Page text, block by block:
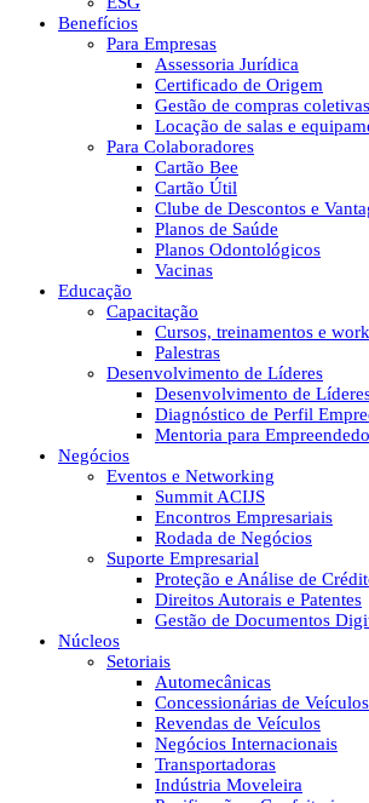
Benefícios
Para Empresas
Assessoria Jurídica
Certificado de Origem
Gestão de compras coletivas
Locação de salas e
Para Colaboradores
Cartão Bee
Cartão Útil
Clube de Descontos e
Planos de Saúde
Planos Odontológicos
Vacinas
Educação
Capacitação
Cursos, treinamentos e
Palestras
Desenvolvimento de Líderes
Desenvolvimento de
Diagnóstico de Perfil
Mentoria para
Negócios
Eventos e Networking
Summit ACIJS
Encontros Empresariais
Rodada de Negócios
Suporte Empresarial
Proteção e Análise de
Direitos Autorais e Patentes
Gestão de Documentos
Núcleos
Setoriais
Automecânicas
Concessionárias de Veículos
Revendas de Veículos
Negócios Internacionais
Transportadoras
Indústria Moveleira